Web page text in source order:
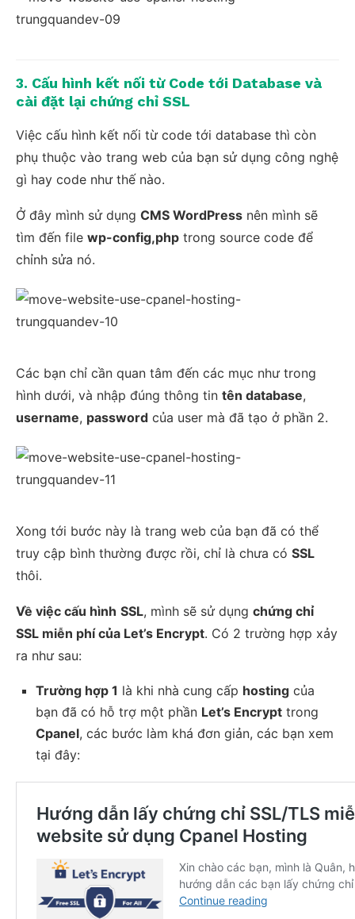
3. Cấu hình kết nối từ Code tới Database và
cài đặt lại chứng chỉ SSL
Việc cấu hình kết nối từ code tới database thì còn
phụ thuộc vào trang web của bạn sử dụng công nghệ
gì hay code như thế nào.
Ở đây mình sử dụng CMS WordPress nên mình sẽ
tìm đến file wp-config,php trong source code để
chỉnh sửa nó.
Các bạn chỉ cần quan tâm đến các mục như trong
hình dưới, và nhập đúng thông tin tên database,
username, password của user mà đã tạo ở phần 2.
Xong tới bước này là trang web của bạn đã có thể
truy cập bình thường được rồi, chỉ là chưa có SSL
thôi.
Về việc cấu hình SSL, mình sẽ sử dụng chứng chỉ
SSL miễn phí của Let’s Encrypt. Có 2 trường hợp xảy
ra như sau:
Trường hợp 1 là khi nhà cung cấp hosting của
bạn đã có hỗ trợ một phần Let’s Encrypt trong
Cpanel, các bước làm khá đơn giản, các bạn xem
tại đây: